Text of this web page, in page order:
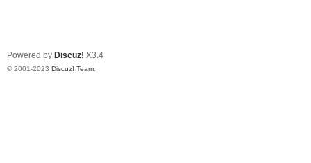
Powered by Discuz! X3.4
© 2001-2023 Discuz! Team